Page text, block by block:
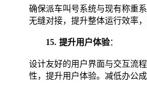
确保派车叫号系统与现有称重
无缝对接，提升整体运行效率
15. 提升用户体验：
设计友好的用户界面与交互流
性，提升用户体验。减低办公成